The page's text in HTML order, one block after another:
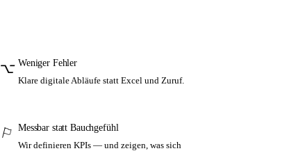
⌥ Weniger Fehler
Klare digitale Abläufe statt Excel und Zuruf.
⚐ Messbar statt Bauchgefühl
Wir definieren KPIs — und zeigen, was sich